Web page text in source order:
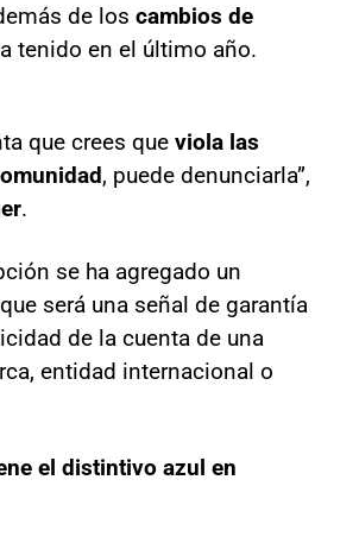
de los cambios de
tenido en el último año.
que crees que viola las
, puede denunciarla”,
.
se ha agregado un
que será una señal de garantía
de la cuenta de una
entidad internacional o
el distintivo azul en